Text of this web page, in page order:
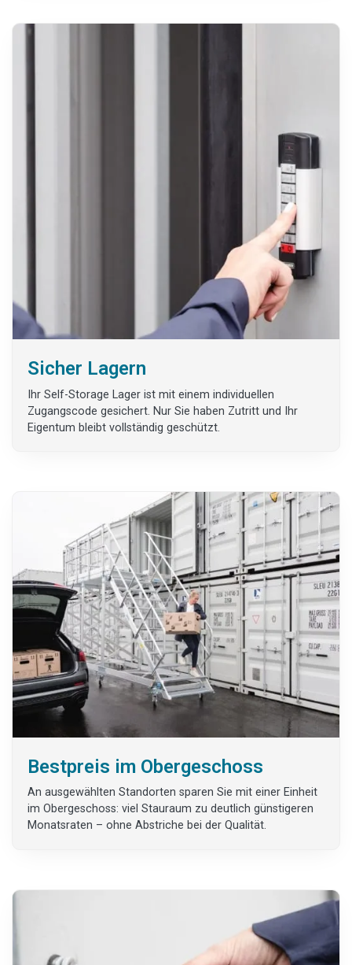
Sicher Lagern
Ihr Self-Storage Lager ist mit einem individuellen
Zugangscode gesichert. Nur Sie haben Zutritt und Ihr
Eigentum bleibt vollständig geschützt.
Bestpreis im Obergeschoss
An ausgewählten Standorten sparen Sie mit einer Einheit
im Obergeschoss: viel Stauraum zu deutlich günstigeren
Monatsraten – ohne Abstriche bei der Qualität.